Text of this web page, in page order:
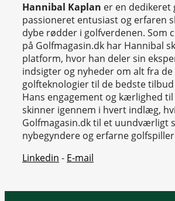
Hannibal Kaplan er en dedikeret
passioneret entusiast og erfaren
dybe rødder i golfverdenen. Som
på Golfmagasin.dk har Hannibal
platform, hvor han deler sin
indsigter og nyheder om alt fra de
golfteknologier til de bedste
Hans engagement og kærlighed
skinner igennem i hvert indlæg,
Golfmagasin.dk til et uundværligt
nybegyndere og erfarne
Linkedin - E-mail